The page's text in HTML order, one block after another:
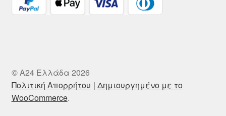
© A24 Ελλάδα 2026
Πολιτική Απορρήτου
Δημιουργημένο με το
WooCommerce.